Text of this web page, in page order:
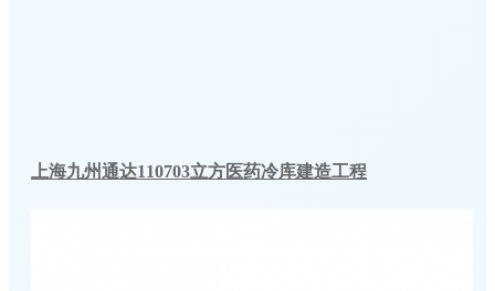
上海九州通达110703立方医药冷库建造工程